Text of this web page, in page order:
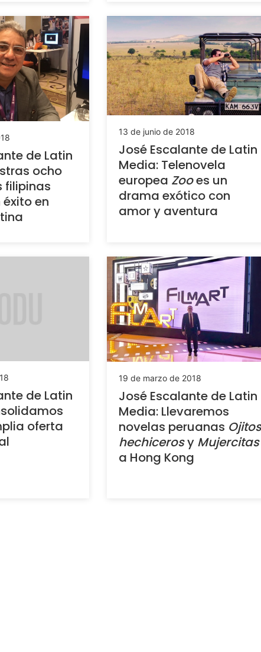
de Latin
ocho
filipinas
en
13 de junio de 2018
José Escalante de Latin
Media: Telenovela
europea Zooes un
drama exótico con
amor y aventura
de Latin
oferta
19 de marzo de 2018
José Escalante de Latin
Media: Llevaremos
novelas peruanas Ojitos
hechicerosy Mujercitas
a Hong Kong